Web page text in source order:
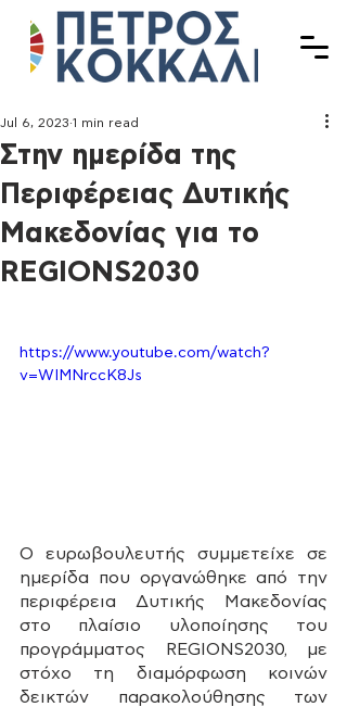
Στην ημερίδα της
Περιφέρειας Δυτικής
Μακεδονίας για το
REGIONS2030
Jul 6, 2023 1 min read
https://www.youtube.com/watch?
v=WIMNrccK8Js
Ο ευρωβουλευτής συμμετείχε σε
ημερίδα που οργανώθηκε από την
περιφέρεια Δυτικής Μακεδονίας
στο πλαίσιο υλοποίησης του
προγράμματος REGIONS2030, με
στόχο τη διαμόρφωση κοινών
δεικτών παρακολούθησης των